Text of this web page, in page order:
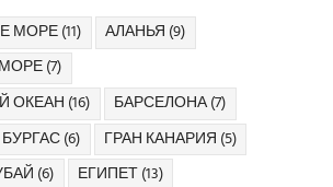
МОРЕ(11) АЛАНЬЯ (9)
(7)
ОКЕАН (16) БАРСЕЛОНА(7)
БУРГАС(6) ГРАН КАНАРИЯ (5)
(6) ЕГИПЕТ(13)